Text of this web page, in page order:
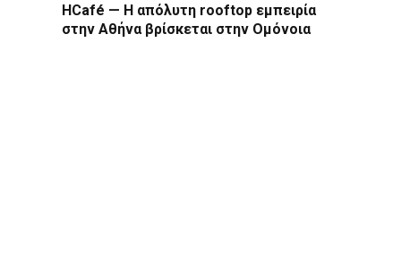
HCafé — Η απόλυτη rooftop εμπειρία
στην Αθήνα βρίσκεται στην Ομόνοια